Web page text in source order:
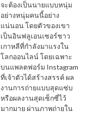
จะต้องเป็นนายแบบหนุ่ม
อย่างหนุ่มคนนี้อย่าง
แน่นอน โดยตัวของเขา
เป็นอินฟลูเอนเซอร์ชาว
เกาหลีที่กำลังมาแรงใน
โลกออนไลน์ โดยเฉพาะ
บนแพลตฟอร์ม Instagram
ที่เจ้าตัวได้สร้างสรรค์ ผล
งานการถ่ายแบบสุดแซ่บ
หรือผลงานสุดเซ็กซี่ไว้
มากมาย ผ่านภาพถ่ายใน